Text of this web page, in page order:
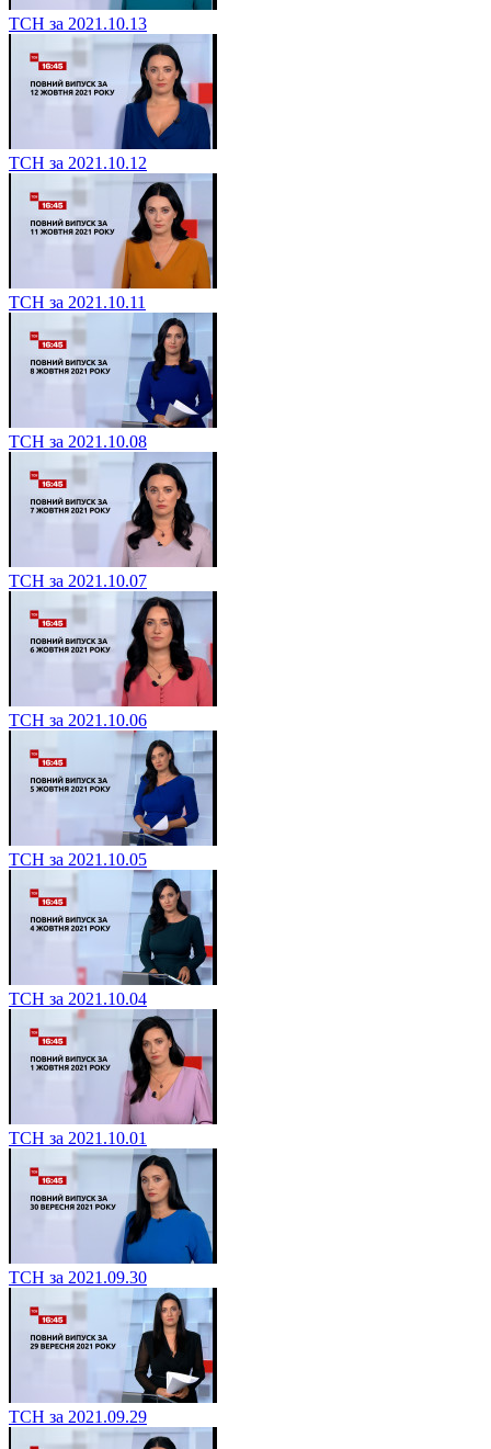
ТСН за 2021.10.13
ТСН за 2021.10.12
ТСН за 2021.10.11
ТСН за 2021.10.08
ТСН за 2021.10.07
ТСН за 2021.10.06
ТСН за 2021.10.05
ТСН за 2021.10.04
ТСН за 2021.10.01
ТСН за 2021.09.30
ТСН за 2021.09.29